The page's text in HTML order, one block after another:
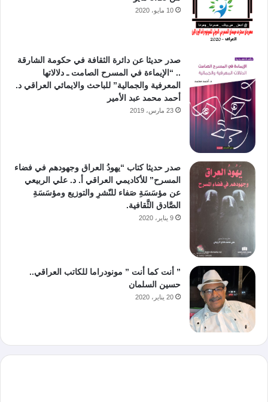
10 مايو، 2020
صدر حديثا عن دائرة الثقافة في حكومة الشارقة
.. “الإيماءة في المسرح الصامت ـ دلالاتها
المعرفية والجمالية” للباحث والايمائي العراقي د.
أحمد محمد عبد الأمير
23 مارس، 2019
صدر حديثا كتاب “يهودُ العراق وجهودهم في فضاء
المسرح” للأكاديمي العراقي أ. د. علي الربيعي
عن مؤسَسَةِ صَفاء للنّشرِ والتوزيع ومؤسَسَةِ
الصَّادق الثَّقافية.
9 يناير، 2020
” أنت كما أنت ” مونودراما للكاتب العراقي..
حسين السلمان
20 يناير، 2020